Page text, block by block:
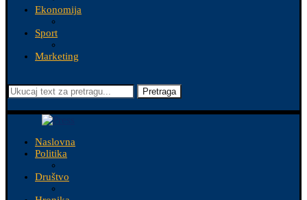
Ekonomija
Sport
Marketing
Pretraga
Naslovna
Politika
Društvo